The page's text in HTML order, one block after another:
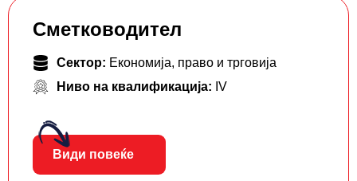
Сметководител
Сектор: Економија, право и трговија
Ниво на квалификација: IV
Види повеќе